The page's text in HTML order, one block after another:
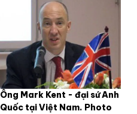
Ông Mark Kent - đại sứ Anh
Quốc tại Việt Nam. Photo